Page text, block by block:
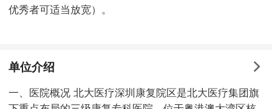
优秀者可适当放宽）。
单位介绍
一、医院概况 北大医疗深圳康复院区是北大医疗集团旗